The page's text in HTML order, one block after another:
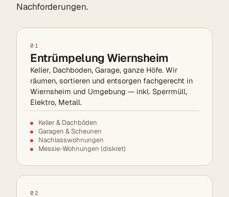
Nachforderungen.
01
Entrümpelung Wiernsheim
Keller, Dachboden, Garage, ganze Höfe. Wir
räumen, sortieren und entsorgen fachgerecht in
Wiernsheim und Umgebung — inkl. Sperrmüll,
Elektro, Metall.
Keller & Dachböden
Garagen & Scheunen
Nachlasswohnungen
Messie-Wohnungen (diskret)
02